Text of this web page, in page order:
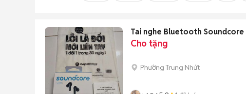
Tai nghe Bluetooth Soundcore
Cho tặng
Phường Trung Nhứt